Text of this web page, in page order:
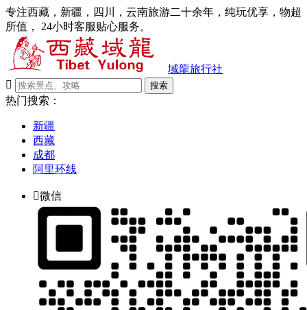
专注西藏，新疆，四川，云南旅游二十余年，纯玩优享，物超
所值， 24小时客服贴心服务。
域龍旅行社

搜索
热门搜索：
新疆
西藏
成都
阿里环线
微信